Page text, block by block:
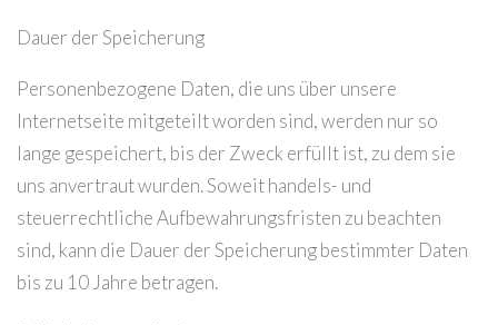
Dauer der Speicherung
Personenbezogene Daten, die uns über unsere
Internetseite mitgeteilt worden sind, werden nur so
lange gespeichert, bis der Zweck erfüllt ist, zu dem sie
uns anvertraut wurden. Soweit handels- und
steuerrechtliche Aufbewahrungsfristen zu beachten
sind, kann die Dauer der Speicherung bestimmter Daten
bis zu 10 Jahre betragen.